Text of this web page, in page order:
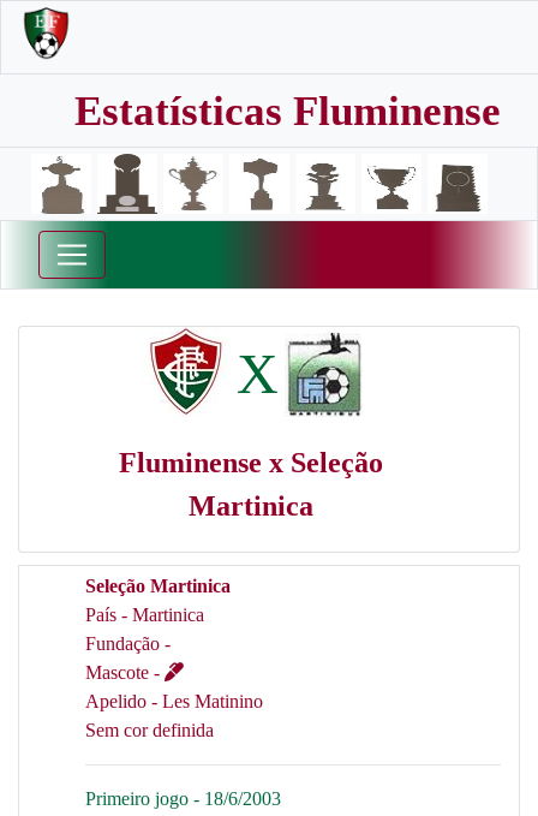
Estatísticas Fluminense
X
Fluminense x Seleção
Martinica
Seleção Martinica
País - Martinica
Fundação -
Mascote -
Apelido - Les Matinino
Sem cor definida
Primeiro jogo - 18/6/2003